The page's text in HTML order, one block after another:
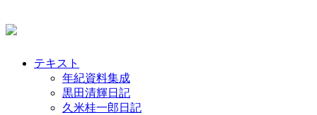
テキスト
年紀資料集成
黒田清輝日記
久米桂一郎日記